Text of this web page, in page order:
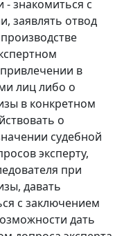
- знакомиться с
заявлять отвод
в
лиц либо о
в конкретном
о
судебной
эксперту,
при
давать
с заключением
дать